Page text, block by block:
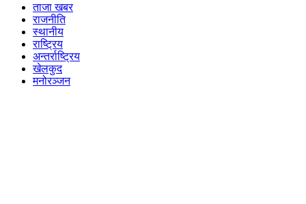
ताजा खबर
राजनीति
स्थानीय
राष्ट्रिय
अन्तर्राष्ट्रिय
खेलकुद
मनोरञ्जन